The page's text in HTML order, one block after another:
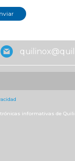
informativas de